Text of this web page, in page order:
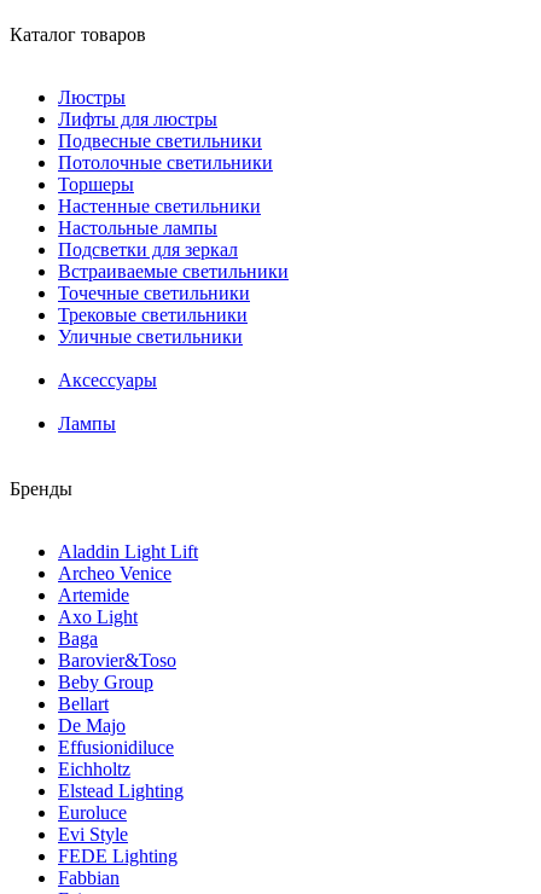
Каталог товаров
Люстры
Лифты для люстры
Подвесные светильники
Потолочные светильники
Торшеры
Настенные светильники
Настольные лампы
Подсветки для зеркал
Встраиваемые светильники
Точечные светильники
Трековые светильники
Уличные светильники
Аксессуары
Лампы
Бренды
Aladdin Light Lift
Archeo Venice
Artemide
Axo Light
Baga
Barovier&Toso
Beby Group
Bellart
De Majo
Effusionidiluce
Eichholtz
Elstead Lighting
Euroluce
Evi Style
FEDE Lighting
Fabbian